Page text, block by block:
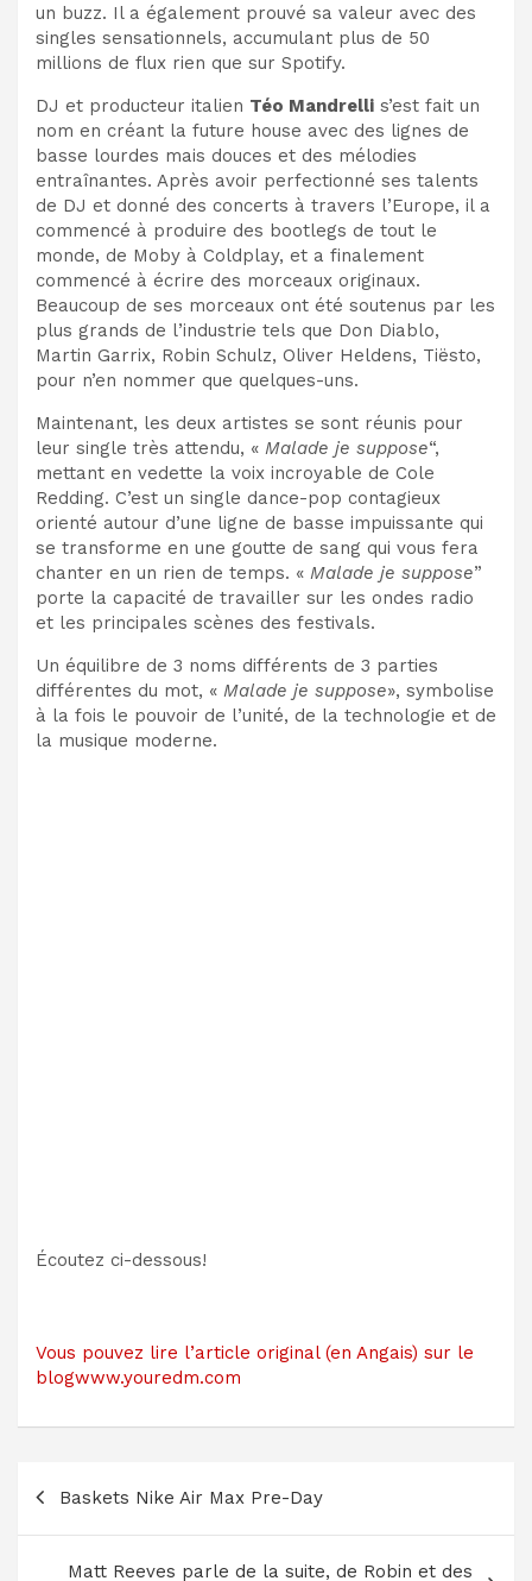
un buzz. Il a également prouvé sa valeur avec des
singles sensationnels, accumulant plus de 50
millions de flux rien que sur Spotify.
DJ et producteur italien Téo Mandrelli s’est fait un
nom en créant la future house avec des lignes de
basse lourdes mais douces et des mélodies
entraînantes. Après avoir perfectionné ses talents
de DJ et donné des concerts à travers l’Europe, il a
commencé à produire des bootlegs de tout le
monde, de Moby à Coldplay, et a finalement
commencé à écrire des morceaux originaux.
Beaucoup de ses morceaux ont été soutenus par les
plus grands de l’industrie tels que Don Diablo,
Martin Garrix, Robin Schulz, Oliver Heldens, Tiësto,
pour n’en nommer que quelques-uns.
Maintenant, les deux artistes se sont réunis pour
leur single très attendu, « Malade je suppose“,
mettant en vedette la voix incroyable de Cole
Redding. C’est un single dance-pop contagieux
orienté autour d’une ligne de basse impuissante qui
se transforme en une goutte de sang qui vous fera
chanter en un rien de temps. « Malade je suppose”
porte la capacité de travailler sur les ondes radio
et les principales scènes des festivals.
Un équilibre de 3 noms différents de 3 parties
différentes du mot, « Malade je suppose», symbolise
à la fois le pouvoir de l’unité, de la technologie et de
la musique moderne.
Écoutez ci-dessous!
Vous pouvez lire l’article original (en Angais) sur le
blogwww.youredm.com
de
l’article
Baskets Nike Air Max Pre-Day
Matt Reeves parle de la suite, de Robin et des